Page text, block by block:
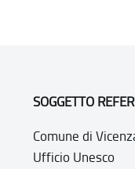
SOGGETTO
Comune di
Ufficio Unesco